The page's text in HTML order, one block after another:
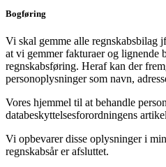
Bogføring
Vi skal gemme alle regnskabsbilag
at vi gemmer fakturaer og lignende
regnskabsføring. Heraf kan der
personoplysninger som navn,
Vores hjemmel til at behandle
databeskyttelsesforordningens
Vi opbevarer disse oplysninger i
regnskabsår er afsluttet.